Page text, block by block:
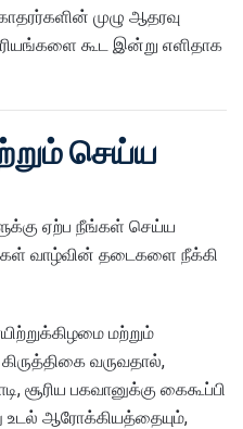
முழு ஆதரவு
கூட இன்று எளிதாக
செய்ய
ஏற்ப நீங்கள் செய்ய
வாழ்வின் தடைகளை நீக்கி
மற்றும்
வருவதால்,
சூரிய பகவானுக்கு கைகூப்பி
உடல் ஆரோக்கியத்தையும்,